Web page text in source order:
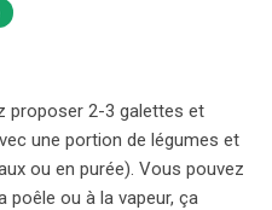
proposer 2-3 galettes et
une portion de légumes et
ou en purée). Vous pouvez
poêle ou à la vapeur, ça